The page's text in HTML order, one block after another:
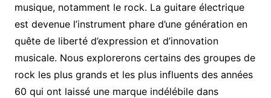
musique, notamment le rock. La guitare électrique
est devenue l’instrument phare d’une génération en
quête de liberté d’expression et d’innovation
musicale. Nous explorerons certains des groupes de
rock les plus grands et les plus influents des années
60 qui ont laissé une marque indélébile dans